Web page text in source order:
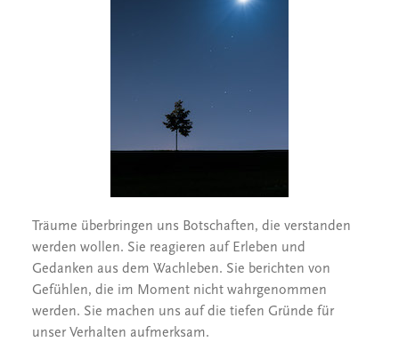
Träume überbringen uns Botschaften, die verstanden
werden wollen. Sie reagieren auf Erleben und
Gedanken aus dem Wachleben. Sie berichten von
Gefühlen, die im Moment nicht wahrgenommen
werden. Sie machen uns auf die tiefen Gründe für
unser Verhalten aufmerksam.